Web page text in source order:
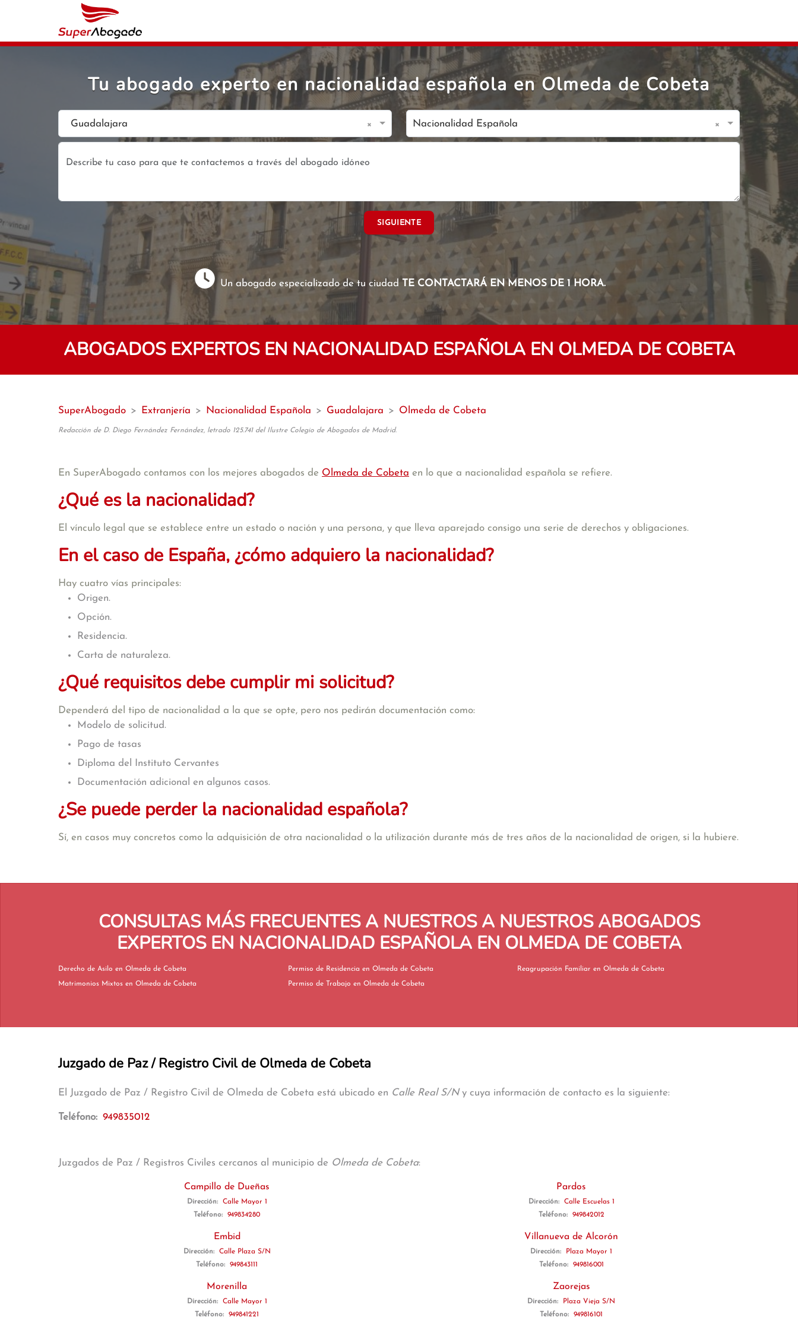
Tu abogado experto en nacionalidad española en Olmeda de Cobeta
Guadalajara × Nacionalidad Española ×
SIGUIENTE
Un abogado especializado de tu ciudad TE CONTACTARÁ EN MENOS DE 1 HORA.
ABOGADOS EXPERTOS EN NACIONALIDAD ESPAÑOLA EN OLMEDA DE COBETA
SuperAbogado > Extranjería > Nacionalidad Española > Guadalajara > Olmeda de Cobeta
Redacción de D. Diego Fernández Fernández, letrado 125.741 del Ilustre Colegio de Abogados de Madrid.
En SuperAbogado contamos con los mejores abogados de Olmeda de Cobeta en lo que a nacionalidad española se refiere.
¿Qué es la nacionalidad?
El vínculo legal que se establece entre un estado o nación y una persona, y que lleva aparejado consigo una serie de derechos y obligaciones.
En el caso de España, ¿cómo adquiero la nacionalidad?
Hay cuatro vías principales:
Origen.
Opción.
Residencia.
Carta de naturaleza.
¿Qué requisitos debe cumplir mi solicitud?
Dependerá del tipo de nacionalidad a la que se opte, pero nos pedirán documentación como:
Modelo de solicitud.
Pago de tasas
Diploma del Instituto Cervantes
Documentación adicional en algunos casos.
¿Se puede perder la nacionalidad española?
Sí, en casos muy concretos como la adquisición de otra nacionalidad o la utilización durante más de tres años de la nacionalidad de origen, si la hubiere.
CONSULTAS MÁS FRECUENTES A NUESTROS A NUESTROS ABOGADOS
EXPERTOS EN NACIONALIDAD ESPAÑOLA EN OLMEDA DE COBETA
Derecho de Asilo en Olmeda de Cobeta
Matrimonios Mixtos en Olmeda de Cobeta
Permiso de Residencia en Olmeda de Cobeta
Permiso de Trabajo en Olmeda de Cobeta
Reagrupación Familiar en Olmeda de Cobeta
Juzgado de Paz / Registro Civil de Olmeda de Cobeta
El Juzgado de Paz / Registro Civil de Olmeda de Cobeta está ubicado en Calle Real S/Ny cuya información de contacto es la siguiente:
Teléfono: 949835012
Juzgados de Paz / Registros Civiles cercanos al municipio de Olmeda de Cobeta:
Campillo de Dueñas
Dirección:
Calle Mayor 1
Teléfono:
949834280
Embid
Dirección:
Calle Plaza S/N
Teléfono:
949843111
Morenilla
Dirección:
Calle Mayor 1
Teléfono:
949841221
Pardos
Dirección:
Calle Escuelas 1
Teléfono:
949842012
Villanueva de Alcorón
Dirección:
Plaza Mayor 1
Teléfono:
949816001
Zaorejas
Dirección:
Plaza Vieja S/N
Teléfono:
949816101